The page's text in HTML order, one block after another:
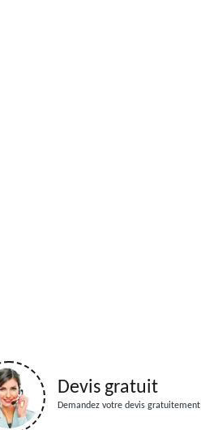
Devis gratuit
Demandez votre devis gratuitement